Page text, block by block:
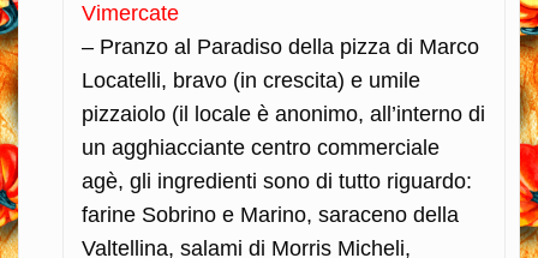
Vimercate
– Pranzo al Paradiso della pizza di Marco
Locatelli, bravo (in crescita) e umile
pizzaiolo (il locale è anonimo, all’interno di
un agghiacciante centro commerciale
agè, gli ingredienti sono di tutto riguardo:
farine Sobrino e Marino, saraceno della
Valtellina, salami di Morris Micheli,